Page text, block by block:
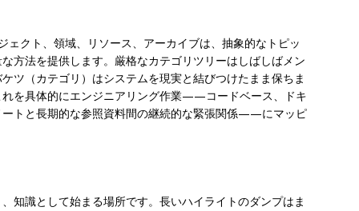
ェクト、領域、リソース、アーカイブは、抽象的なトピッ
方法を提供します。厳格なカテゴリツリーはしばしばメン
ツ（カテゴリ）はシステムを現実と結びつけたまま保ちま
を具体的にエンジニアリング作業——コードベース、ドキ
トと長期的な参照資料間の継続的な緊張関係——にマッピ
知識として始まる場所です。長いハイライトのダンプはま